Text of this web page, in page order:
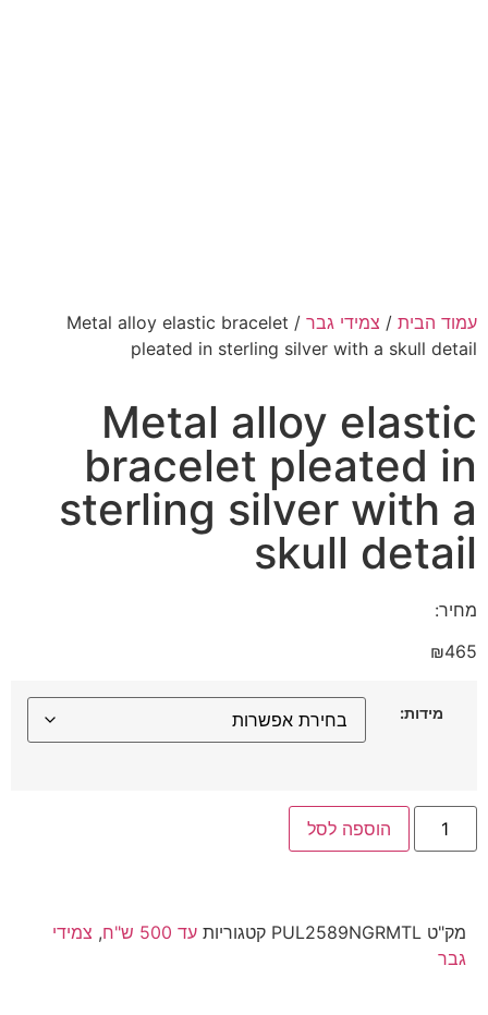
עמוד הבית/ צמידי גבר
/ Metal alloy elastic bracelet
pleated in sterling silver with a skull detail
Metal alloy elastic
bracelet pleated in
sterling silver with a
skull detail
מחיר:
₪465
מידות:
הוספה לסל
מק"ט PUL2589NGRMTL קטגוריות עד 500 ש"ח , צמידי
גבר